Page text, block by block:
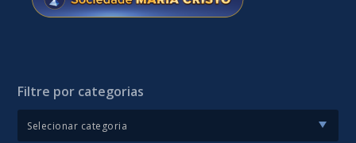
Filtre por categorias